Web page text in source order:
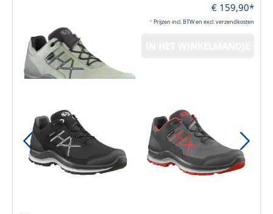
€ 159,90*
*Prijzen incl. BTW en excl. verzendkosten